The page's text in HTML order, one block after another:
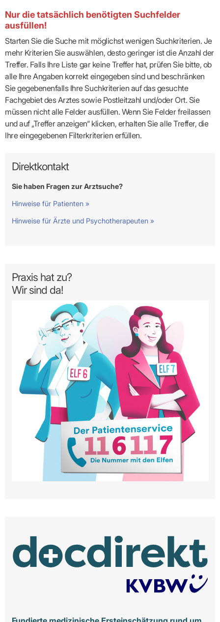
Nur die tatsächlich benötigten Suchfelder
ausfüllen!
Starten Sie die Suche mit möglichst wenigen Suchkriterien. Je
mehr Kriterien Sie auswählen, desto geringer ist die Anzahl der
Treffer. Falls Ihre Liste gar keine Treffer hat, prüfen Sie bitte, ob
alle Ihre Angaben korrekt eingegeben sind und beschränken
Sie gegebenenfalls Ihre Suchkriterien auf das gesuchte
Fachgebiet des Arztes sowie Postleitzahl und/oder Ort. Sie
müssen nicht alle Felder ausfüllen. Wenn Sie Felder freilassen
und auf „Treffer anzeigen“ klicken, erhalten Sie alle Treffer, die
Ihre eingegebenen Filterkriterien erfüllen.
Direktkontakt
Sie haben Fragen zur Arztsuche?
Hinweise für Patienten »
Hinweise für Ärzte und Psychotherapeuten »
Praxis hat zu?
Wir sind da!